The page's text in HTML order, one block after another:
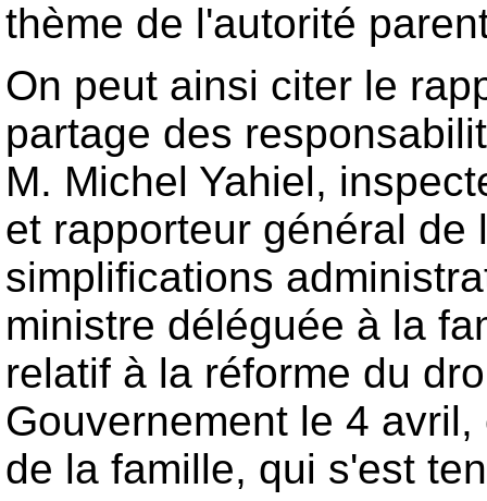
thème de l'autorité
On peut ainsi citer le
partage des
M. Michel Yahiel,
et rapporteur général de
simplifications
ministre déléguée à la
relatif à la réforme du
Gouvernement le 4
de la famille, qui s'est